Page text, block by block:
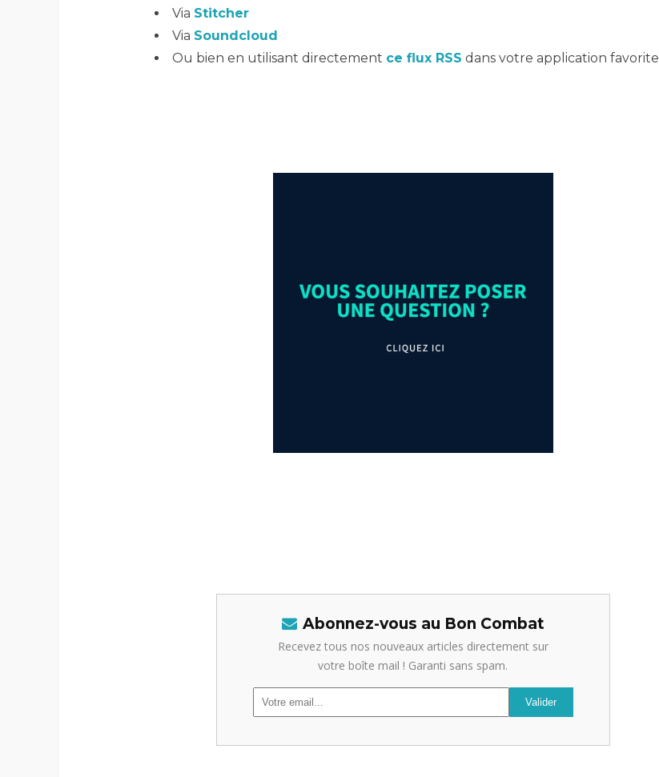
Via Stitcher
Via Soundcloud
Ou bien en utilisant directement ce flux RSS dans votre application favorite
Abonnez-vous au Bon Combat
Recevez tous nos nouveaux articles directement sur
votre boîte mail ! Garanti sans spam.